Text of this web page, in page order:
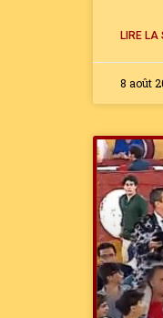
LIRE LA
8 août